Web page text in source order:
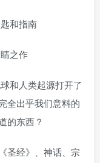
和指南
之作
和人类起源打开了
全出乎我们意料的
的东西？
圣经》、神话、宗